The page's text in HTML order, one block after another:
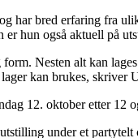
har bred erfaring fra
er hun også aktuell på
Nesten alt kan
kan brukes, skriver
12. oktober etter
under et